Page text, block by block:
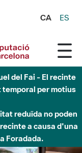
CA ES
Fluvial Besòs -
Besòs degut a
sobre el riu